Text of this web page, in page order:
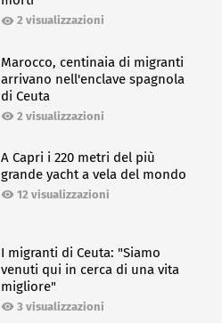
2 visualizzazioni
Marocco, centinaia di migranti
arrivano nell'enclave spagnola
di Ceuta
2 visualizzazioni
A Capri i 220 metri del più
grande yacht a vela del mondo
12 visualizzazioni
I migranti di Ceuta: "Siamo
venuti qui in cerca di una vita
migliore"
3 visualizzazioni